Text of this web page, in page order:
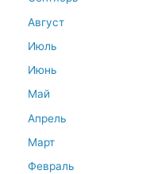
Август
Июль
Июнь
Май
Апрель
Март
Февраль